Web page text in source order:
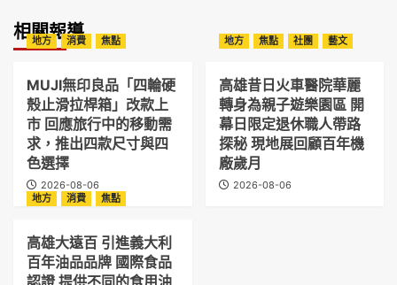
相關報導
地方 消費 焦點
MUJI無印良品「四輪硬
殼止滑拉桿箱」改款上
市 回應旅行中的移動需
求，推出四款尺寸與四
色選擇
2026-08-06
地方 焦點 社團 藝文
高雄昔日火車醫院華麗
轉身為親子遊樂園區 開
幕日限定退休職人帶路
探秘 現地展回顧百年機
廠歲月
2026-08-06
地方
消費 焦點
高雄大遠百 引進義大利
百年油品品牌 國際食品